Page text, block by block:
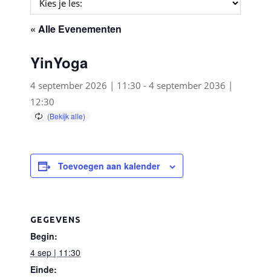
« Alle Evenementen
YinYoga
4 september 2026 | 11:30 - 4 september 2036 |
12:30
Toevoegen aan kalender
GEGEVENS
Begin:
4 sep | 11:30
Einde: